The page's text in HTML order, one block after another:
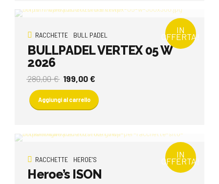
IN
OFFERTA!
RACCHETTE BULL PADEL
BULLPADEL VERTEX 05 W
2026
280,00€ Il
prezzo
originale
era:
199,00€
attuale
è:
Aggiungi al carrello
IN
OFFERTA!
RACCHETTE HEROE’S
Heroe’s ISON